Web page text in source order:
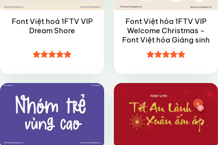
Font Việt hoá 1FTV VIP
Dream Shore
hạng4.95
sao
Font Việt hóa 1FTV VIP
Welcome Christmas –
Font Việt hóa Giáng sinh
hạng4.85
sao